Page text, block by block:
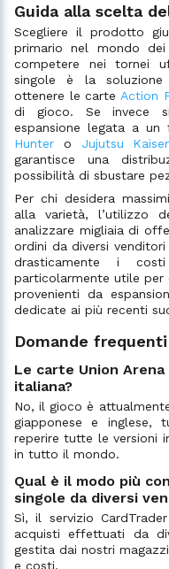
Guida alla scelta
Scegliere il prodotto
primario nel mondo
competere nei tornei
singole è la soluzione
ottenere le carte Action
di gioco. Se invece
espansione legata a un
Hunter o Jujutsu
garantisce una
possibilità di sbustare
Per chi desidera
alla varietà, l’utilizzo
analizzare migliaia di
ordini da diversi
drasticamente i
particolarmente utile per
provenienti da
dedicate ai più recenti
Domande frequenti
Le carte Union
italiana?
No, il gioco è
giapponese e inglese,
reperire tutte le versioni
in tutto il mondo.
Qual è il modo più
singole da diversi
Sì, il servizio
acquisti effettuati da
gestita dai nostri
e costi.